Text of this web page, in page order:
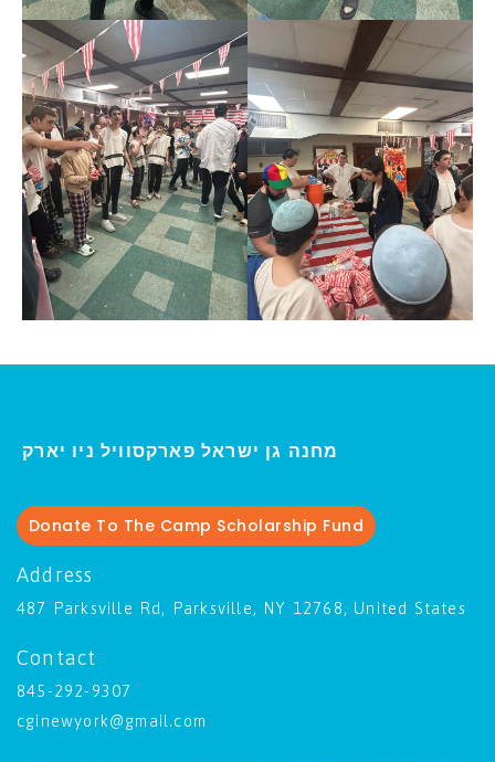
מחנה גן ישראל פארקסוויל ני
Donate To The Camp Scholarship Fund
Address
487 Parksville Rd, Parksville, NY 12768, United States
Contact
845-292-9307
cginewyork@gmail.com